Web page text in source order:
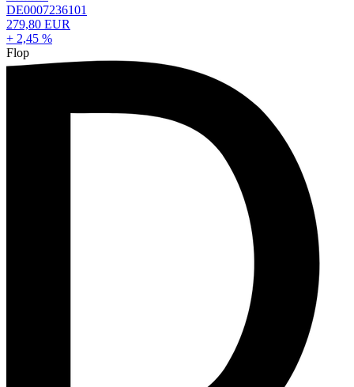
DE0007236101
279,80 EUR
+ 2,45 %
Flop